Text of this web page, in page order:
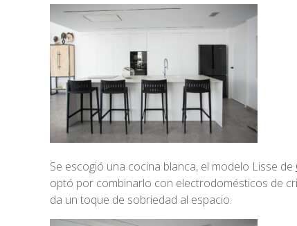
Se escogió una cocina blanca, el modelo Lisse de
optó por combinarlo con electrodomésticos de
da un toque de sobriedad al espacio.